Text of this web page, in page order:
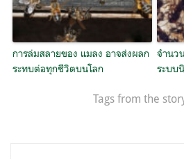
การล่มสลายของ แมลง อาจส่งผลก
ระทบต่อทุกชีวิตบนโลก
จำนว
ระบบ
Tags from the